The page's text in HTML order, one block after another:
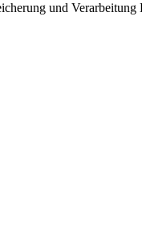
und Verarbeitung